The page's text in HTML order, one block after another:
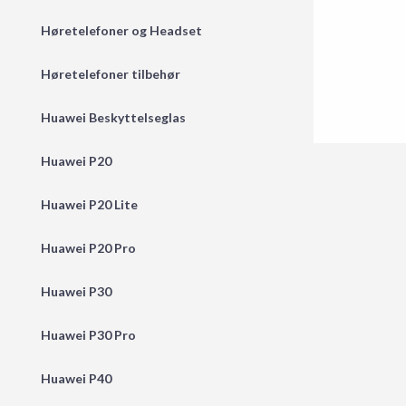
Høretelefoner og Headset
Høretelefoner tilbehør
Huawei Beskyttelseglas
Huawei P20
Huawei P20 Lite
Huawei P20 Pro
Huawei P30
Huawei P30 Pro
Huawei P40